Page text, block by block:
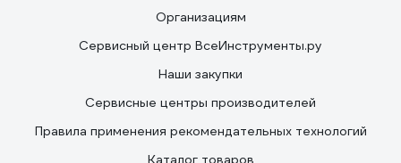
Организациям
Сервисный центр ВсеИнструменты.ру
Наши закупки
Сервисные центры производителей
Правила применения рекомендательных технологий
Каталог товаров